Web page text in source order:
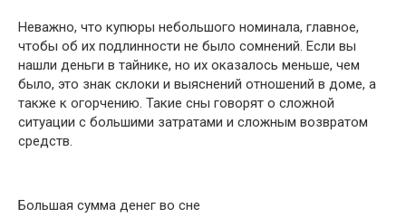
Неважно, что купюры небольшого номинала, главное,
чтобы об их подлинности не было сомнений. Если вы
нашли деньги в тайнике, но их оказалось меньше, чем
было, это знак склоки и выяснений отношений в доме, а
также к огорчению. Такие сны говорят о сложной
ситуации с большими затратами и сложным возвратом
средств.
Большая сумма денег во сне